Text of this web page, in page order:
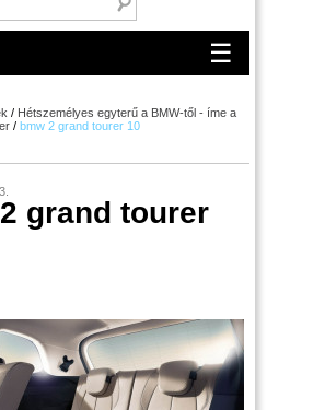
☰
/ Hétszemélyes egyterű a BMW-től - íme a
/ bmw 2 grand tourer 10
grand tourer